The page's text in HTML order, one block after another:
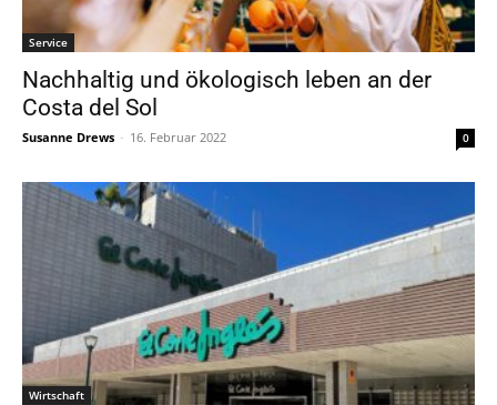
Service
Nachhaltig und ökologisch leben an der
Costa del Sol
Susanne Drews - 16. Februar 2022 0
Wirtschaft